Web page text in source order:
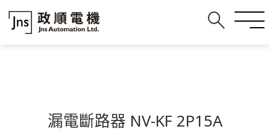
漏電斷路器 NV-KF 2P15A